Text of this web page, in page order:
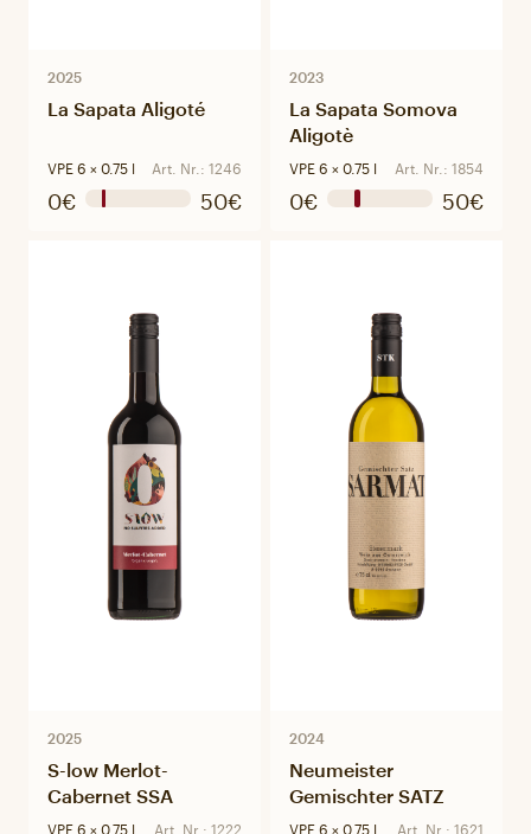
2025
La Sapata Aligoté
VPE 6 × 0.75 l Art. Nr.: 1246
0€ 50€
2023
La Sapata Somova
Aligotè
VPE 6 × 0.75 l
Art. Nr.: 1854
0€ 50€
2025
S-low Merlot-
Cabernet SSA
VPE 6 × 0.75 l
Art. Nr.: 1222
2024
Neumeister
Gemischter SATZ
VPE 6 × 0.75 l
Art. Nr.: 1621